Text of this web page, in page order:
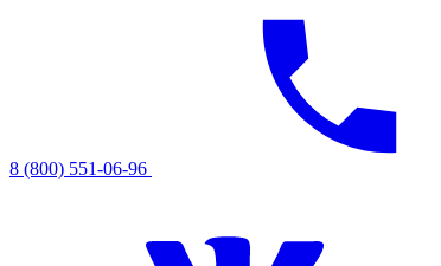
8 (800) 551-06-96